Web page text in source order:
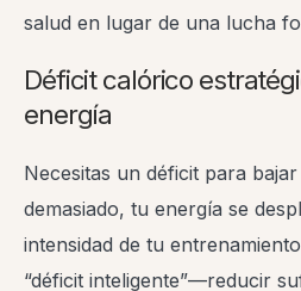
salud en lugar de una lucha
Déficit calórico
energía
Necesitas un déficit para
demasiado, tu energía se
intensidad de tu
“déficit inteligente”—reducir